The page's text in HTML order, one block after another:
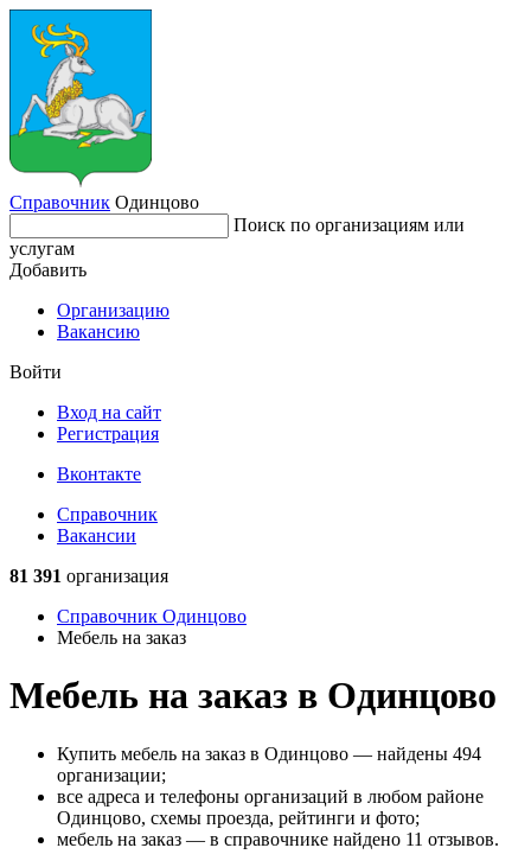
Справочник Одинцово
Поиск по организациям или
услугам
Добавить
Организацию
Вакансию
Войти
Вход на сайт
Регистрация
Вконтакте
Справочник
Вакансии
81 391 организация
Справочник Одинцово
Мебель на заказ
Мебель на заказ в Одинцово
Купить мебель на заказ в Одинцово — найдены 494
организации;
все адреса и телефоны организаций в любом районе
Одинцово, схемы проезда, рейтинги и фото;
мебель на заказ — в справочнике найдено 11 отзывов.